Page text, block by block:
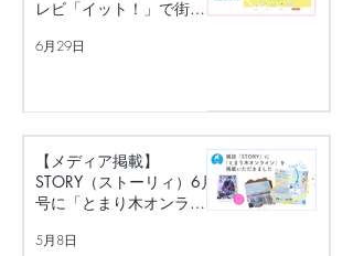
レビ「イット！」で街の
た！
6月29日
【メディア掲載】
STORY（ストーリィ）6月
号に「とまり木オンライ
た！
5月8日